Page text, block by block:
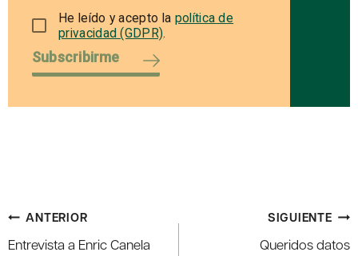
He leído y acepto la política de
privacidad (GDPR).
Subscribirme
Navegación
de
ANTERIOR
Entrevista a Enric Canela
SIGUIENTE
Queridos datos